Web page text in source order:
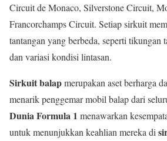
Circuit de Monaco, Silverstone Circuit,
Francorchamps Circuit. Setiap sirkuit
tantangan yang berbeda, seperti tikungan
dan variasi kondisi lintasan.
Sirkuit balapmerupakan aset berharga
menarik penggemar mobil balap dari
Dunia Formula 1 menawarkan
untuk menunjukkan keahlian mereka di